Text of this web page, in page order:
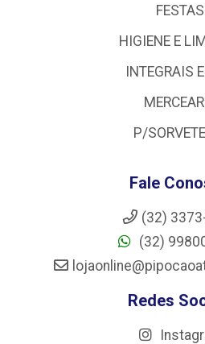
FESTAS
HIGIENE E
INTEGRAIS
P/
Fale
(32)
(32)
Redes